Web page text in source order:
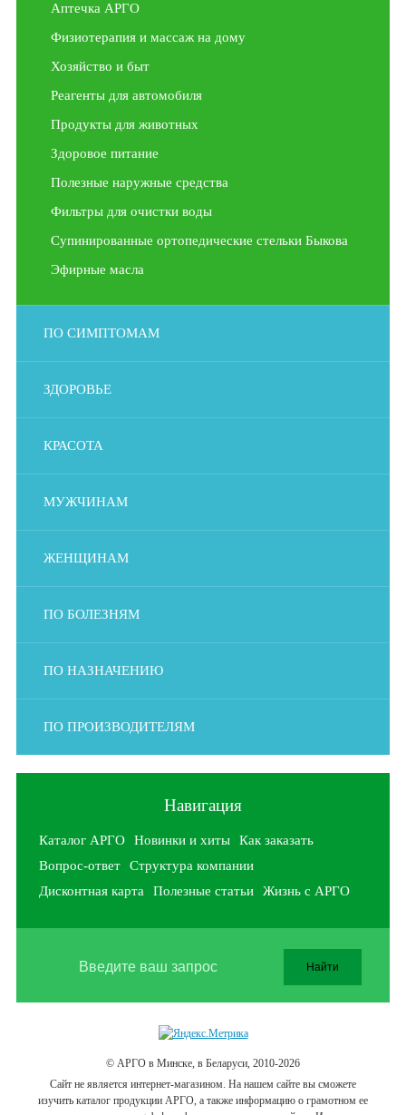
Аптечка АРГО
Физиотерапия и массаж на дому
Хозяйство и быт
Реагенты для автомобиля
Продукты для животных
Здоровое питание
Полезные наружные средства
Фильтры для очистки воды
Супинированные ортопедические стельки Быкова
Эфирные масла
ПО СИМПТОМАМ
ЗДОРОВЬЕ
КРАСОТА
МУЖЧИНАМ
ЖЕНЩИНАМ
ПО БОЛЕЗНЯМ
ПО НАЗНАЧЕНИЮ
ПО ПРОИЗВОДИТЕЛЯМ
Навигация
Каталог АРГО Новинки и хиты
Как заказать
Вопрос-ответ
Структура компании
Дисконтная карта
Полезные статьи Жизнь с АРГО
© АРГО в Минске, в Беларуси, 2010-2026
Cайт не является интернет-магазином. На нашем сайте вы сможете
изучить каталог продукции АРГО, а также информацию о грамотном ее